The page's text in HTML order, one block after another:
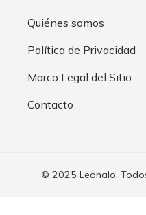
Quiénes somos
Política de Privacidad
Marco Legal del Sitio
Contacto
© 2025 Leonalo.